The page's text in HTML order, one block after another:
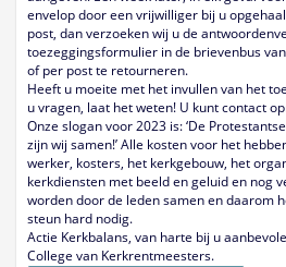
envelop door een vrijwilliger bij u
post, dan verzoeken wij u de
toezeggingsformulier in de brievenbus
of per post te retourneren.
Heeft u moeite met het invullen van het
u vragen, laat het weten! U kunt contact
Onze slogan voor 2023 is: ‘De
zijn wij samen!’ Alle kosten voor het
werker, kosters, het kerkgebouw, het
kerkdiensten met beeld en geluid en nog
worden door de leden samen en daarom
steun hard nodig.
Actie Kerkbalans, van harte bij u
College van Kerkrentmeesters.